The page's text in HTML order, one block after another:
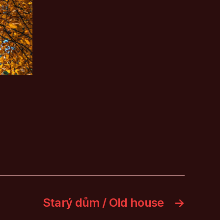
→
Starý dům / Old house